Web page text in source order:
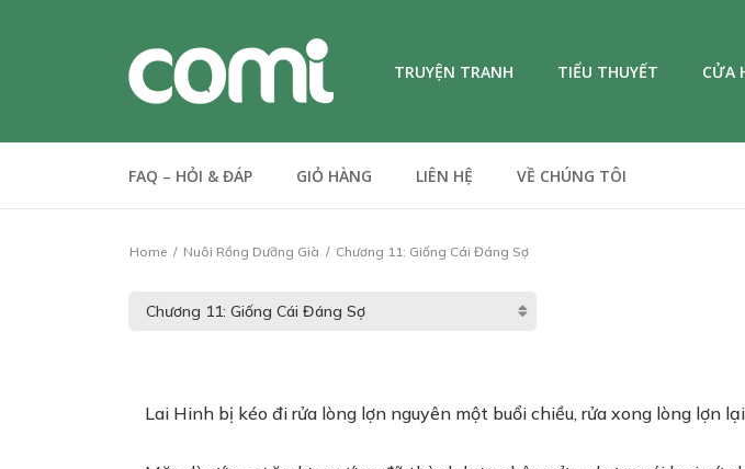
TRUYỆN TRANH TIỂU THUYẾT CỬA
FAQ – HỎI & ĐÁP GIỎ HÀNG LIÊN HỆ VỀ CHÚNG TÔI
Home Nuôi Rồng Dưỡng Già Chương 11: Giống Cái Đáng Sợ
Lai Hinh bị kéo đi rửa lòng lợn nguyên một buổi chiều, rửa xong lòng lợn